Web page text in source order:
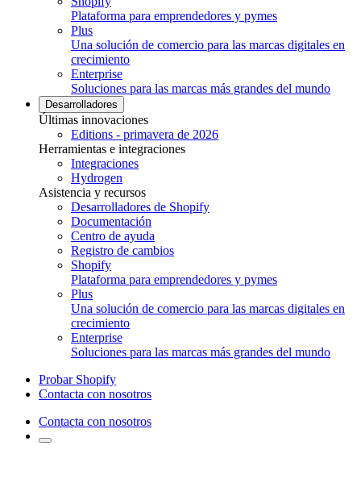
Plataforma para emprendedores y pymes
Plus
Una solución de comercio para las marcas digitales en
crecimiento
Enterprise
Soluciones para las marcas más grandes del mundo
Desarrolladores
Últimas innovaciones
Editions - primavera de 2026
Herramientas e integraciones
Integraciones
Hydrogen
Asistencia y recursos
Desarrolladores de Shopify
Documentación
Centro de ayuda
Registro de cambios
Shopify
Plataforma para emprendedores y pymes
Plus
Una solución de comercio para las marcas digitales en
crecimiento
Enterprise
Soluciones para las marcas más grandes del mundo
Probar Shopify
Contacta con nosotros
Contacta con nosotros